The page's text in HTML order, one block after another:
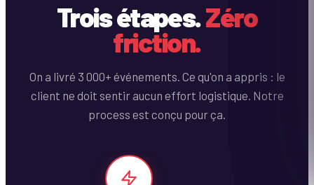
Trois étapes.Zéro
friction.
On a livré 3 000+ événements. Ce qu'on a appris : le
client ne doit sentir aucun effort logistique. Notre
process est conçu pour ça.